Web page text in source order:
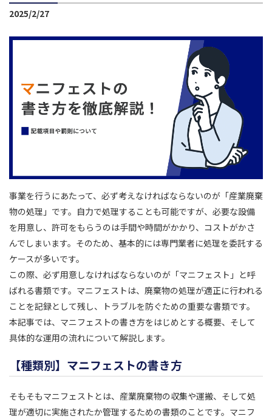
2025/2/27
事業を行うにあたって、必ず考えなければならないのが「産業廃棄
物の処理」です。自力で処理することも可能ですが、必要な設備
を用意し、許可をもらうのは手間や時間がかかり、コストがかさ
んでしまいます。そのため、基本的には専門業者に処理を委託する
ケースが多いです。
この際、必ず用意しなければならないのが「マニフェスト」と呼
ばれる書類です。マニフェストは、廃棄物の処理が適正に行われる
ことを記録として残し、トラブルを防ぐための重要な書類です。
本記事では、マニフェストの書き方をはじめとする概要、そして
具体的な運用の流れについて解説します。
【種類別】マニフェストの書き方
そもそもマニフェストとは、産業廃棄物の収集や運搬、そして処
理が適切に実施されたか管理するための書類のことです。マニフ